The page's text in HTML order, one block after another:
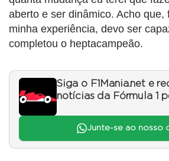
aberto e ser dinâmico. Acho que,
minha experiência, devo ser
completou o heptacampeão.
Siga o F1Mania.net e
notícias da Fórmula 1
Junte-se ao nosso